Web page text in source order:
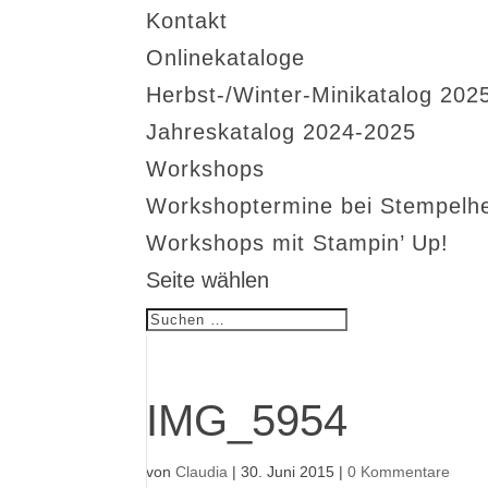
Kontakt
Onlinekataloge
Herbst-/Winter-Minikatalog
Jahreskatalog 2024-2025
Workshops
Workshoptermine bei
Workshops mit Stampin’ Up!
Seite wählen
IMG_5954
vonClaudia |30. Juni 2015 |0 Kommentare